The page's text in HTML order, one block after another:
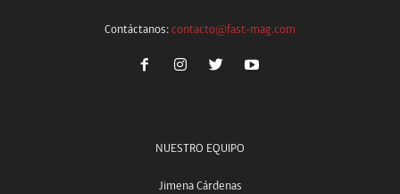
Contáctanos: contacto@fast-mag.com
NUESTRO EQUIPO
Jimena Cárdenas